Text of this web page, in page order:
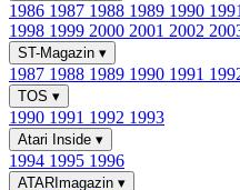
1986 1987 1988 1989 1990 1991
1998 1999 2000 2001 2002
ST-Magazin ▾
1987 1988 1989 1990 1991
TOS ▾
1990 1991 1992 1993
Atari Inside ▾
1994 1995 1996
ATARImagazin ▾